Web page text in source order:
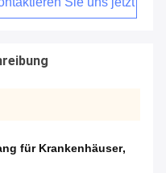
für Krankenhäuser,